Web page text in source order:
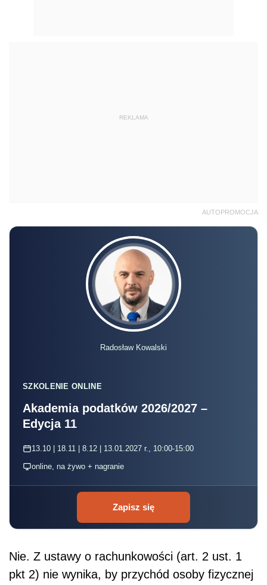
REKLAMA
AUTOPROMOCJA
Radosław Kowalski
SZKOLENIE ONLINE
Akademia podatków 2026/2027 –
Edycja 11
13.10 | 18.11 | 8.12 | 13.01.2027 r., 10:00-15:00
online, na żywo + nagranie
Zapisz się
Nie. Z ustawy o rachunkowości (art. 2 ust. 1
pkt 2) nie wynika, by przychód osoby fizycznej